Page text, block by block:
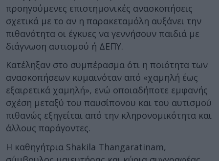
προηγούμενες επιστημονικές ανασκοπήσεις
σχετικά με το αν η παρακεταμόλη αυξάνει την
πιθανότητα οι έγκυες να γεννήσουν παιδιά με
διάγνωση αυτισμού ή ΔΕΠΥ.
Κατέληξαν στο συμπέρασμα ότι η ποιότητα των
ανασκοπήσεων κυμαινόταν από «χαμηλή έως
εξαιρετικά χαμηλή», ενώ οποιαδήποτε εμφανής
σχέση μεταξύ του παυσίπονου και του αυτισμού
πιθανώς εξηγείται από την κληρονομικότητα και
άλλους παράγοντες.
Η καθηγήτρια Shakila Thangaratinam,